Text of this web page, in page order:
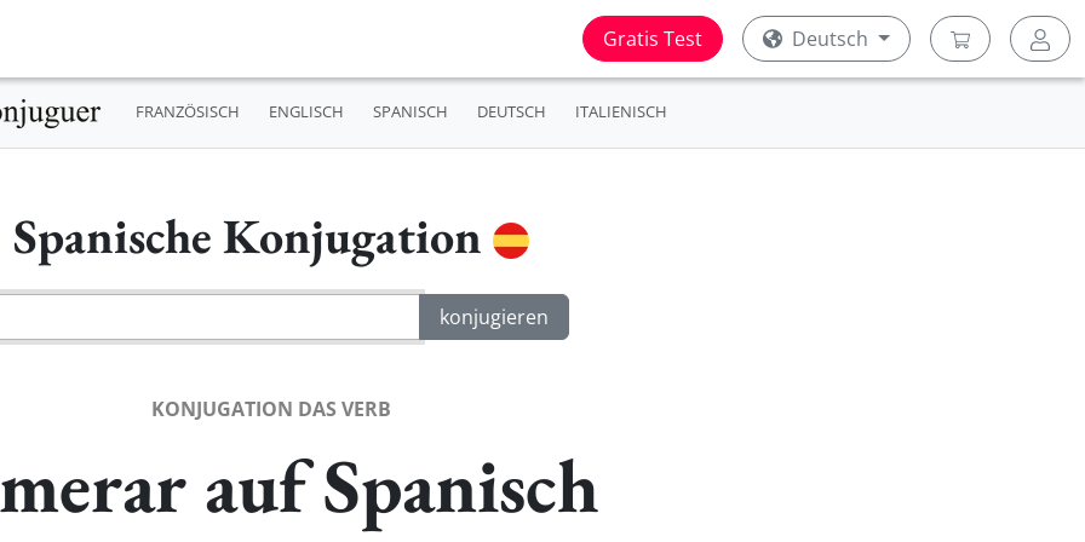
Gratis Test Deutsch
FRANZÖSISCH ENGLISCH SPANISCH DEUTSCH ITALIENISCH
Spanische Konjugation
KONJUGATION DAS VERB
auf Spanisch